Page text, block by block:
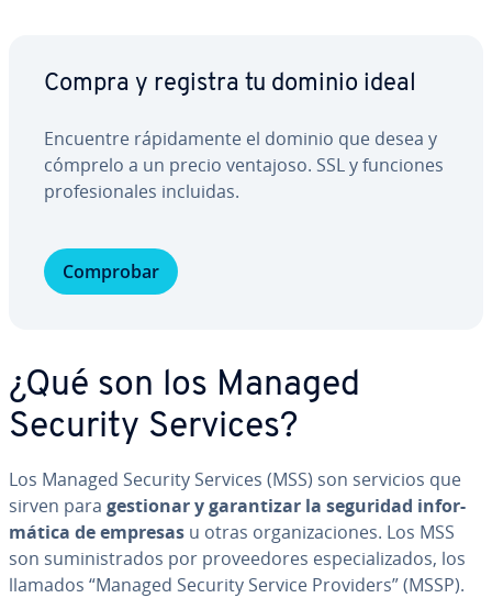
Compra y registra tu dominio ideal
Encuentre rá­pi­da­me­n­te el dominio que desea y
cómprelo a un precio ventajoso. SSL y funciones
pro­fe­sio­na­les incluidas.
Comprobar
¿Qué son los Managed
Security Services?
Los Managed Security Services (MSS) son servicios que
sirven para gestionar y ga­ra­n­ti­zar la seguridad in­fo­r­
má­ti­ca de empresas u otras or­ga­ni­za­cio­nes. Los MSS
son su­mi­ni­s­tra­dos por pro­vee­do­res es­pe­cia­li­za­dos, los
llamados “Managed Security Service Providers” (MSSP).